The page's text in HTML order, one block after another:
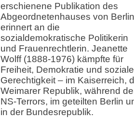
erschienene Publikation des
Abgeordnetenhauses von Berlin
erinnert an die
sozialdemokratische Politikerin
und Frauenrechtlerin. Jeanette
Wolff (1888-1976) kämpfte für
Freiheit, Demokratie und soziale
Gerechtigkeit – im Kaiserreich,
Weimarer Republik, während
NS-Terrors, im geteilten Berlin
in der Bundesrepublik.